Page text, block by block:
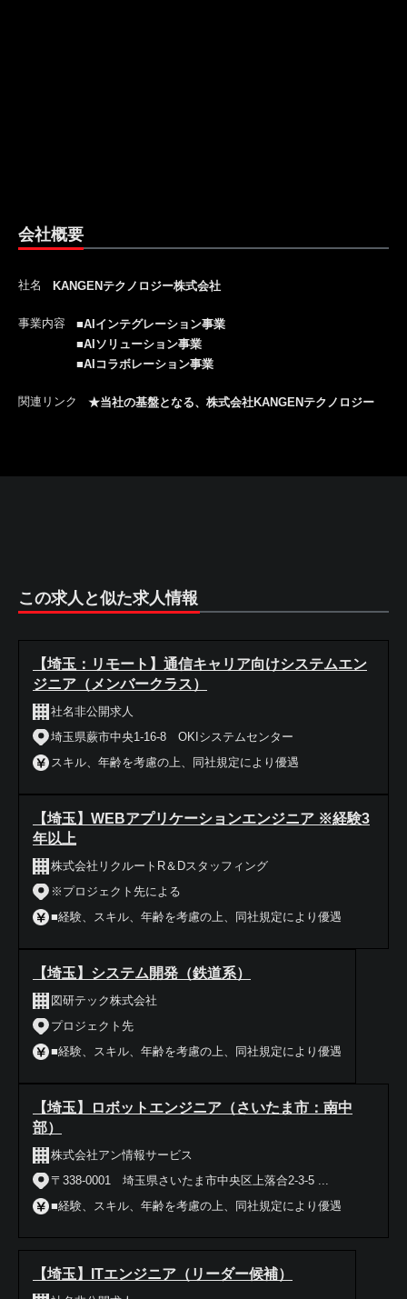
会社概要
社名 KANGENテクノロジー株式会社
事業内容
■AIインテグレーション事業
■AIソリューション事業
■AIコラボレーション事業
関連リンク ★当社の基盤となる、株式会社KANGENテクノロジー
この求人と似た求人情報
【埼玉：リモート】通信キャリア向けシステムエン
ジニア（メンバークラス）
社名非公開求人
埼玉県蕨市中央1-16-8 OKIシステムセンター
スキル、年齢を考慮の上、同社規定により優遇
【埼玉】WEBアプリケーションエンジニア ※経験3
年以上
株式会社リクルートR＆Dスタッフィング
※プロジェクト先による
■経験、スキル、年齢を考慮の上、同社規定により優遇
【埼玉】システム開発（鉄道系）
図研テック株式会社
プロジェクト先
■経験、スキル、年齢を考慮の上、同社規定により優遇
【埼玉】ロボットエンジニア（さいたま市：南中
部）
株式会社アン情報サービス
〒338-0001 埼玉県さいたま市中央区上落合2-3-5 ...
■経験、スキル、年齢を考慮の上、同社規定により優遇
【埼玉】ITエンジニア（リーダー候補）